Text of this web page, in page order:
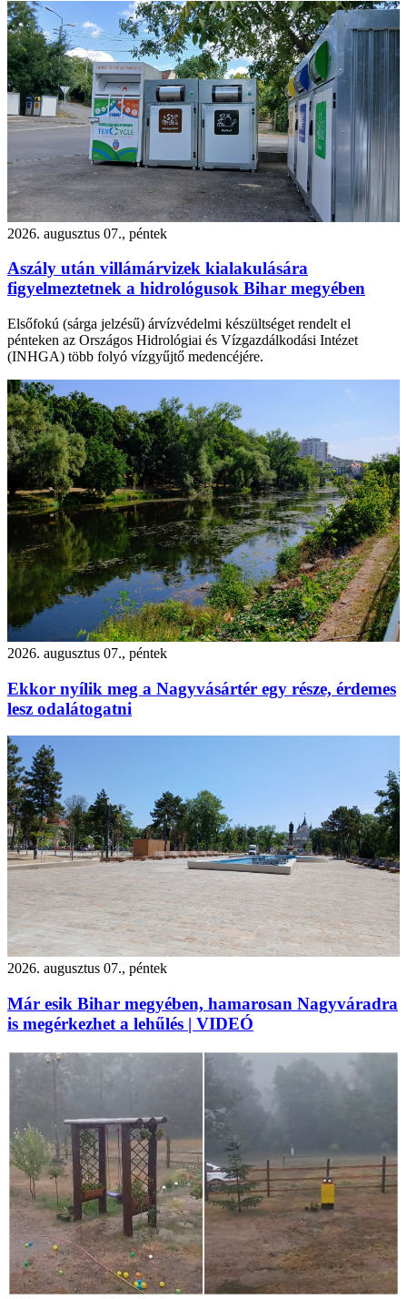
2026. augusztus 07., péntek
Aszály után villámárvizek kialakulására
figyelmeztetnek a hidrológusok Bihar megyében
Elsőfokú (sárga jelzésű) árvízvédelmi készültséget rendelt el
pénteken az Országos Hidrológiai és Vízgazdálkodási Intézet
(INHGA) több folyó vízgyűjtő medencéjére.
2026. augusztus 07., péntek
Ekkor nyílik meg a Nagyvásártér egy része, érdemes
lesz odalátogatni
2026. augusztus 07., péntek
Már esik Bihar megyében, hamarosan Nagyváradra
is megérkezhet a lehűlés | VIDEÓ